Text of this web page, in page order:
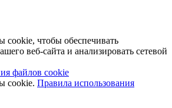
чтобы обеспечивать
веб-сайта и анализировать сетевой
файлов cookie
cookie. Правила использования